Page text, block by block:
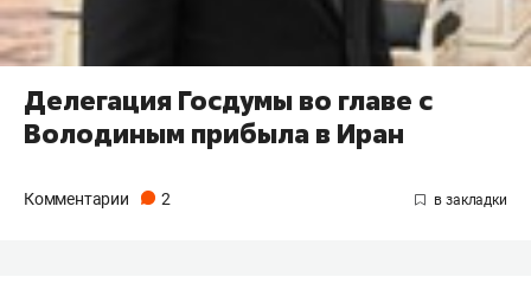
Делегация Госдумы во главе с
Володиным прибыла в Иран
Комментарии 2